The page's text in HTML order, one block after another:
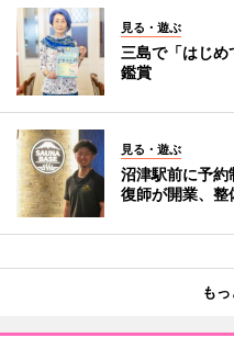
見る・遊ぶ
三島で「はじ
鑑賞
見る・遊ぶ
沼津駅前に予
復師が開業、整
も